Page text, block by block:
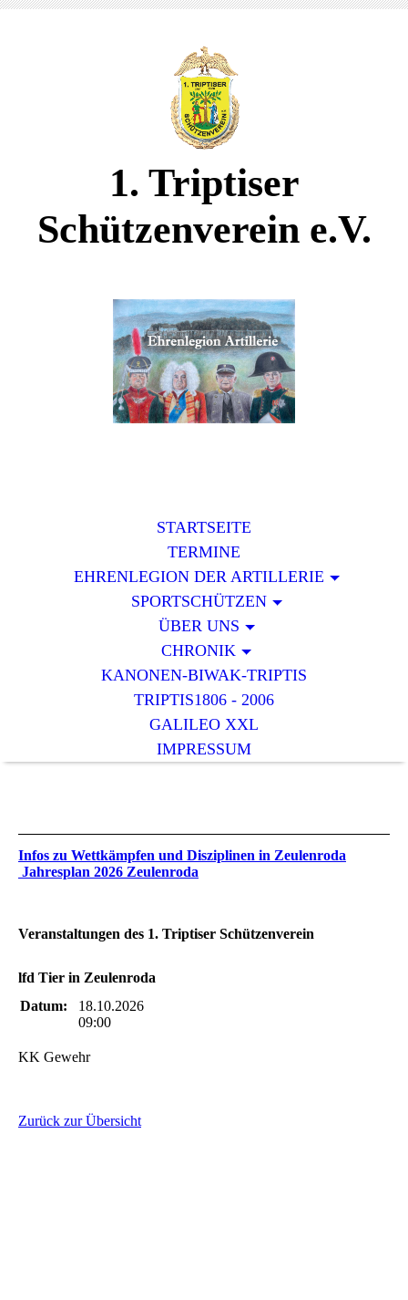
1. Triptiser
Schützenverein e.V.
STARTSEITE
TERMINE
EHRENLEGION DER ARTILLERIE
SPORTSCHÜTZEN
ÜBER UNS
CHRONIK
KANONEN-BIWAK-TRIPTIS
TRIPTIS1806 - 2006
GALILEO XXL
IMPRESSUM
Infos zu Wettkämpfen und Disziplinen in Zeulenroda
Jahresplan 2026 Zeulenroda
Veranstaltungen des 1. Triptiser Schützenverein
lfd Tier in Zeulenroda
Datum:
18.10.2026
09:00
KK Gewehr
Zurück zur Übersicht